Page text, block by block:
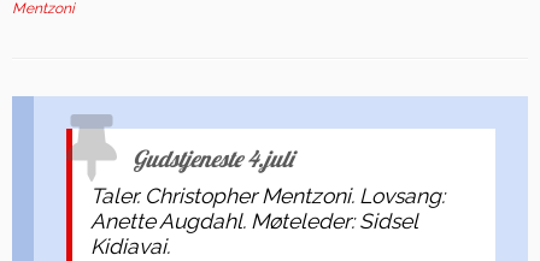
Mentzoni
Gudstjeneste 4.juli
Taler. Christopher Mentzoni. Lovsang:
Anette Augdahl. Møteleder: Sidsel
Kidiavai.